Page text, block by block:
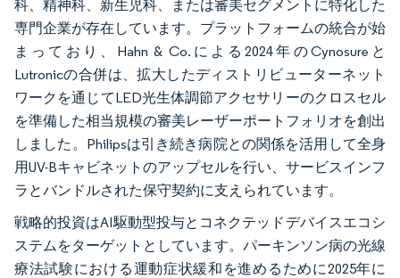
科、精神科、新生児科、または審美セグメントに特化した
専門企業が存在しています。プラットフォームの統合が始
まっており、Hahn & Co.による2024年のCynosureと
Lutronicの合併は、拡大したディストリビューターネット
ワークを通じてLED光生体調節アクセサリーのクロスセル
を準備した相当規模の審美レーザーポートフォリオを創出
しました。Philipsは引き続き病院との関係を活用して全身
用UV-Bキャビネットのアップセルを行い、サービスインフ
ラとバンドルされた保守契約に支えられています。
戦略的投資はAI駆動型投与とコネクテッドデバイスエコシ
ステムをターゲットとしています。パーキンソン病の光線
療法試験における運動症状緩和を進めるために2025年に